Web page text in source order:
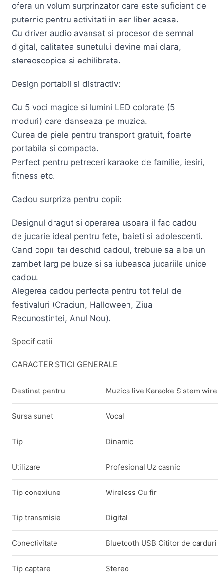
ofera un volum surprinzator care este suficient de
puternic pentru activitati in aer liber acasa.
Cu driver audio avansat si procesor de semnal
digital, calitatea sunetului devine mai clara,
stereoscopica si echilibrata.
Design portabil si distractiv:
Cu 5 voci magice si lumini LED colorate (5
moduri) care danseaza pe muzica.
Curea de piele pentru transport gratuit, foarte
portabila si compacta.
Perfect pentru petreceri karaoke de familie, iesiri,
fitness etc.
Cadou surpriza pentru copii:
Designul dragut si operarea usoara il fac cadou
de jucarie ideal pentru fete, baieti si adolescenti.
Cand copiii tai deschid cadoul, trebuie sa aiba un
zambet larg pe buze si sa iubeasca jucariile unice
cadou.
Alegerea cadou perfecta pentru tot felul de
festivaluri (Craciun, Halloween, Ziua
Recunostintei, Anul Nou).
Specificatii
CARACTERISTICI GENERALE
Destinat pentru Muzica live Karaoke Sistem
Sursa sunet Vocal
Tip Dinamic
Utilizare Profesional Uz casnic
Tip conexiune Wireless Cu fir
Tip transmisie Digital
Conectivitate Bluetooth USB Cititor de carduri
Tip captare Stereo